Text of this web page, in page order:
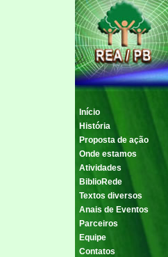
Início
História
Proposta de ação
Onde estamos
Atividades
BiblioRede
Textos diversos
Anais de Eventos
Parceiros
Equipe
Contatos